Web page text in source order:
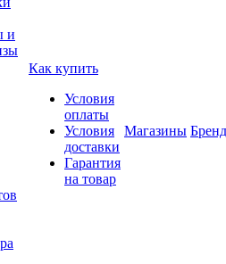
и
Как купить
Условия
оплаты
Условия
доставки
Гарантия
на товар
Магазины